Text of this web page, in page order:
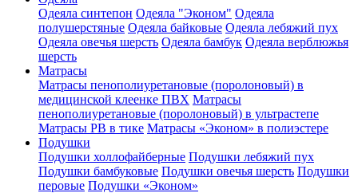
Одеяла синтепон Одеяла "Эконом" Одеяла
полушерстяные Одеяла байковые Одеяла лебяжий пух
Одеяла овечья шерсть Одеяла бамбук Одеяла верблюжья
шерсть
Матрасы
Матрасы пенополиуретановые (поролоновый) в
медицинской клеенке ПВХ Матрасы
пенополиуретановые (поролоновый) в ультрастепе
Матрасы РВ в тике Матрасы «Эконом» в полиэстере
Подушки
Подушки холлофайберные Подушки лебяжий пух
Подушки бамбуковые Подушки овечья шерсть Подушки
перовые Подушки «Эконом»